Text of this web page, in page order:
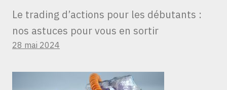
Le trading d’actions pour les débutants :
nos astuces pour vous en sortir
28 mai 2024